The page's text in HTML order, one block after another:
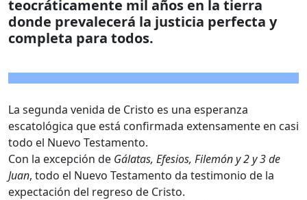
teocráticamente mil años en la tierra
donde prevalecerá la justicia perfecta y
completa para todos.
La segunda venida de Cristo es una esperanza
escatológica que está confirmada extensamente en casi
todo el Nuevo Testamento.
Con la excepción de Gálatas, Efesios, Filemón y 2 y 3 de
Juan, todo el Nuevo Testamento da testimonio de la
expectación del regreso de Cristo.